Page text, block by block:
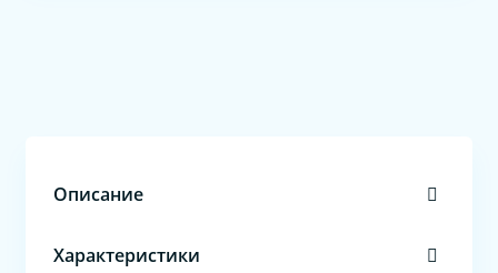
Описание
Характеристики